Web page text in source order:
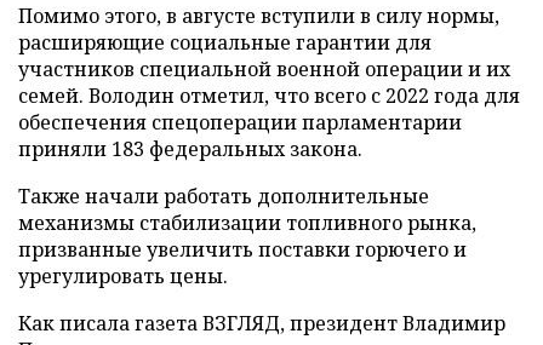
Помимо этого, в августе вступили в силу нормы,
расширяющие социальные гарантии для
участников специальной военной операции и их
семей. Володин отметил, что всего с 2022 года для
обеспечения спецоперации парламентарии
приняли 183 федеральных закона.
Также начали работать дополнительные
механизмы стабилизации топливного рынка,
призванные увеличить поставки горючего и
урегулировать цены.
Как писала газета ВЗГЛЯД, президент Владимир